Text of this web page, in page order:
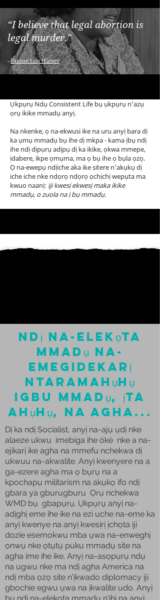
“I believe that legal abortion is
legal murder.”
–Fannie Lou Hamer
Ụkpụrụ Ndụ Consistent Life bụ ụkpụrụ n'azụ
ọrụ ikike mmadụ anyị.
Na nkenke, ọ na-ekwusi ike na uru anyị bara dị
ka ụmụ mmadụ bụ ihe dị mkpa - kama ịbụ ndị
ihe ndị dịpụrụ adịpụ dị ka ikike, ọkwa mmepe,
ịdabere, ikpe ọmụma, ma ọ bụ ihe ọ bụla ọzọ.
Ọ na-ewepụ ndịiche aka ike sitere n'akụkụ dị
iche iche nke ndọrọ ndọrọ ọchịchị wepụta ma
kwuo naanị: iji kwesị ekwesị maka ikike
mmadụ, o zuola na ị bụ mmadụ.
Ndị na-elekọta
mmadụ na-
emegidekarị
ntaramahụhụ
igbu mmadụ, ịta
ahụhụ, na agha...
Dị ka ndị Socialist, anyị na-ajụ ụdị nke
alaeze ukwu imebiga ihe ókè nke a na-
ejikarị ike agha na mmefu nchekwa dị
ukwuu na-akwalite. Anyị kwenyere na a
ga-ezere agha ma ọ bụrụ na a
kpochapụ militarism na akụkọ ifo ndị
gbara ya gburugburu Ọrụ nchekwa
WMD bụ gbapụrụ. Ụkpụrụ anyị na-
adịghị eme ihe ike na ezi uche na-eme ka
anyị kwenye na anyị kwesịrị ịchọta iji
dozie esemokwu mba ụwa na-enweghị
ọnwụ nke ọtụtụ puku mmadụ site na
agha ime ihe ike. Anyị na-asọpụrụ ndụ
na ugwu nke ma ndị agha America na
ndị mba ọzọ site n'ịkwado diplomacy iji
gbochie egwu ụwa na ịkwalite udo. Anyị